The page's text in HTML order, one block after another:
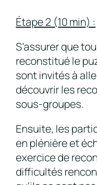
Étape 2 (10 min) :
S’assurer que
reconstitué le
sont invités à
découvrir les
sous-groupes.
Ensuite, les
en plénière et
exercice de
difficultés